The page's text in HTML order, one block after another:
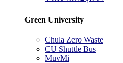
Green University
Chula Zero Waste
CU Shuttle Bus
MuvMi